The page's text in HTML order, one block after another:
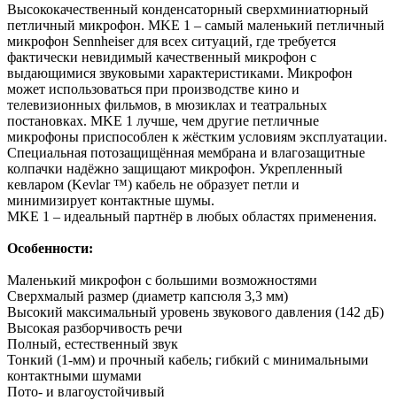
Высококачественный конденсаторный сверхминиатюрный
петличный микрофон. MKE 1 – самый маленький петличный
микрофон Sennheiser для всех ситуаций, где требуется
фактически невидимый качественный микрофон с
выдающимися звуковыми характеристиками. Микрофон
может использоваться при производстве кино и
телевизионных фильмов, в мюзиклах и театральных
постановках. MKE 1 лучше, чем другие петличные
микрофоны приспособлен к жёстким условиям эксплуатации.
Специальная потозащищённая мембрана и влагозащитные
колпачки надёжно защищают микрофон. Укрепленный
кевларом (Kevlar ™) кабель не образует петли и
минимизирует контактные шумы.
MKE 1 – идеальный партнёр в любых областях применения.
Особенности:
Маленький микрофон с большими возможностями
Сверхмалый размер (диаметр капсюля 3,3 мм)
Высокий максимальный уровень звукового давления (142 дБ)
Высокая разборчивость речи
Полный, естественный звук
Тонкий (1-мм) и прочный кабель; гибкий с минимальными
контактными шумами
Пото- и влагоустойчивый